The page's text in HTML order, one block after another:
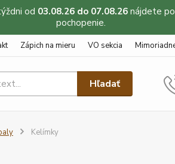
od 03.08.26 do 07.08.26 nájdete
pochopenie.
Zápich na mieru VO sekcia
Hľadať
Kelímky